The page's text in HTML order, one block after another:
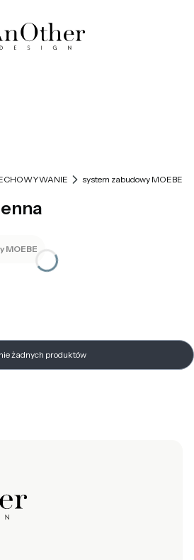
0. Zobacz szczegóły
system zabudowy MOEBE
MOEBE
żadnych produktów